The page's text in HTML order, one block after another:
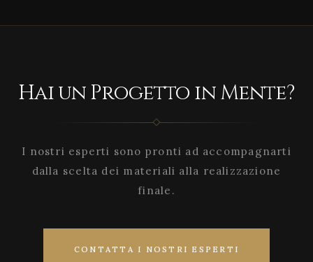
Hai un Progetto in Mente?
I nostri esperti sono pronti ad accompagnarti
dalla scelta dei materiali alla realizzazione
finale.
CONTATTA I NOSTRI ESPERTI